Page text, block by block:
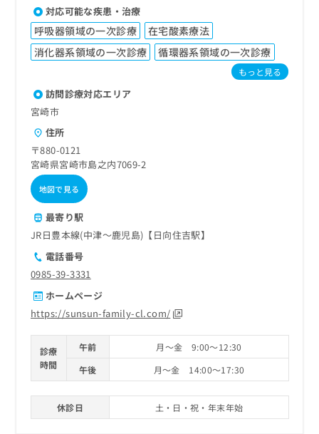
対応可能な疾患・治療
呼吸器領域の一次診療
在宅酸素療法
消化器系領域の一次診療
循環器系領域の一次診療
もっと見る
訪問診療対応エリア
宮崎市
住所
〒880-0121
宮崎県宮崎市島之内7069-2
地図で見る
最寄り駅
JR日豊本線(中津～鹿児島)【日向住吉駅】
電話番号
0985-39-3331
ホームページ
https://sunsun-family-cl.com/
診療
時間
午前
月～金 9:00～12:30
午後
月～金 14:00～17:30
休診日 土・日・祝・年末年始